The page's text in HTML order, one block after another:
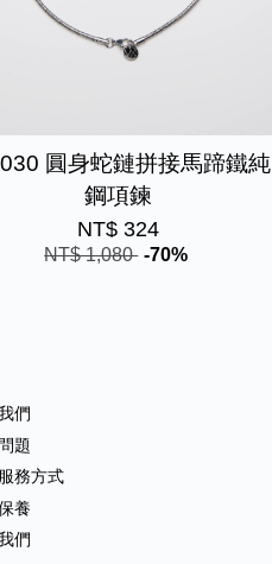
圓身蛇鏈拼接馬蹄鐵純
鋼項鍊
NT$ 324
NT$ 1,080 -70%
們
題
務方式
養
們